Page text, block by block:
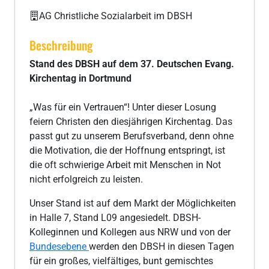
AG Christliche Sozialarbeit im DBSH
Beschreibung
Stand des DBSH auf dem 37. Deutschen Evang.
Kirchentag in Dortmund
„Was für ein Vertrauen“! Unter dieser Losung
feiern Christen den diesjährigen Kirchentag. Das
passt gut zu unserem Berufsverband, denn ohne
die Motivation, die der Hoffnung entspringt, ist
die oft schwierige Arbeit mit Menschen in Not
nicht erfolgreich zu leisten.
Unser Stand ist auf dem Markt der Möglichkeiten
in Halle 7, Stand L09 angesiedelt. DBSH-
Kolleginnen und Kollegen aus NRW und von der
Bundesebene werden den DBSH in diesen Tagen
für ein großes, vielfältiges, bunt gemischtes